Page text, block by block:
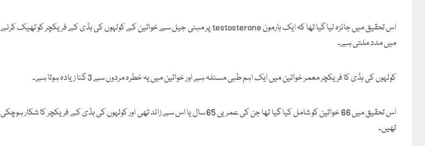
اس تحقیق میں جائزہ لیا گیا تھا کہ ایک ہارمون testosterone پر مبنی جیل سے خواتین کے کولہوں کی ہڈی کے فریکچر کو تھیک کرنے
میں مدد ملتی ہے۔
کولہوں کی ہڈی کا فریکچر معمر خواتین میں ایک اہم طبی مسئلہ ہے اور خواتین میں یہ خطرہ مردوں سے 3 گنا زیادہ ہوتا ہے۔
اس تحقیق میں 66 خواتین کو شامل کیا گیا تھا جن کی عمریں 65 سال یا اس سے زائد تھی اور کولہوں کی ہڈی کے فریکچر کا شکار ہوچکی
تھیں۔